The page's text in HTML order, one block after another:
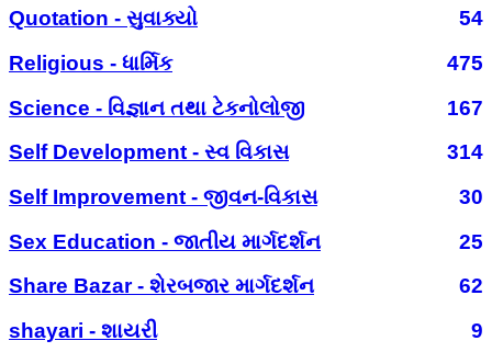
Quotation - સુવાક્યો
54
Religious - ધાર્મિક
475
Science - વિજ્ઞાન તથા ટેકનોલોજી
167
Self Development - સ્વ વિકાસ
314
Self Improvement - જીવન-વિકાસ
30
Sex Education - જાતીય માર્ગદર્શન
25
Share Bazar - શેરબજાર માર્ગદર્શન
62
shayari - શાયરી
9